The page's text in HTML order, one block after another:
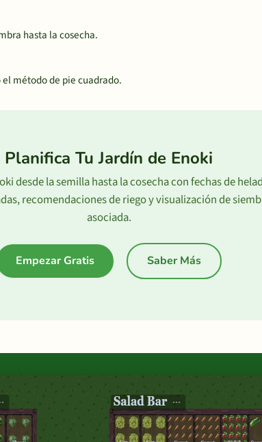
hasta la cosecha.
método de pie cuadrado.
Planifica Tu Jardín de Enoki
desde la semilla hasta la cosecha con fechas de
recomendaciones de riego y visualización de
asociada.
Empezar Gratis Saber Más